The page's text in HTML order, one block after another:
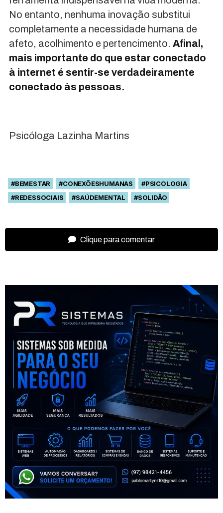
No entanto, nenhuma inovação substitui
completamente a necessidade humana de
afeto, acolhimento e pertencimento. Afinal,
mais importante do que estar conectado
à internet é sentir-se verdadeiramente
conectado às pessoas.
Psicóloga Lazinha Martins
#BEMESTAR #CONEXÕESHUMANAS
#PSICOLOGIA
#REDESSOCIAIS
#SAÚDEMENTAL #SOLIDÃO
Clique para comentar